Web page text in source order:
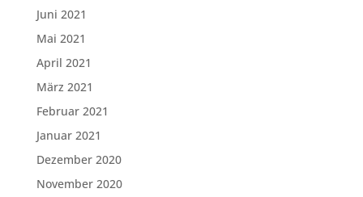
Juni 2021
Mai 2021
April 2021
März 2021
Februar 2021
Januar 2021
Dezember 2020
November 2020